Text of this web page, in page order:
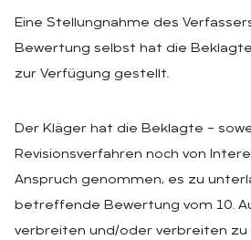
Eine Stellungnahme des
Bewertung selbst hat die
zur Verfügung gestellt.
Der Kläger hat die Beklagte –
Revisionsverfahren noch von
Anspruch genommen, es zu
betreffende Bewertung vom 10.
verbreiten und/oder verbreiten zu